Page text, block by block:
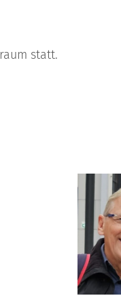
statt.